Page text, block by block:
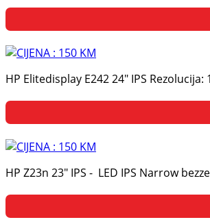
HP Elitedisplay E242 24" IPS
HP Z23n 23" IPS - LED IPS Narrow